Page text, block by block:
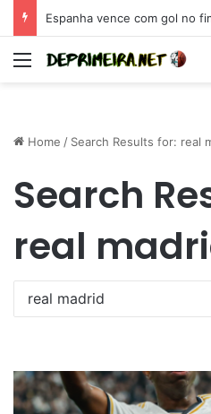
Menu
Home / Search Results for: real
Search
real